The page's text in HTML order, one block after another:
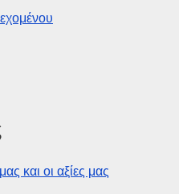
και οι αξίες μας